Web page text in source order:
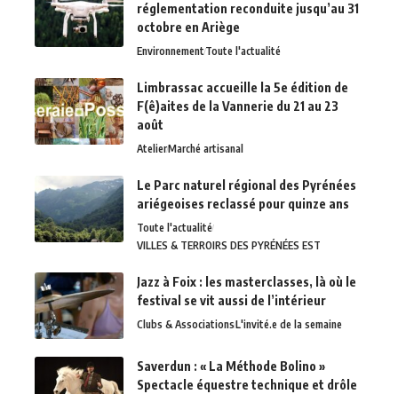
réglementation reconduite jusqu’au 31
octobre en Ariège
EnvironnementToute l'actualité
Limbrassac accueille la 5e édition de
F(ê)aites de la Vannerie du 21 au 23
août
AtelierMarché artisanal
Le Parc naturel régional des Pyrénées
ariégeoises reclassé pour quinze ans
Toute l'actualité
VILLES & TERROIRS DES PYRÉNÉES EST
Jazz à Foix : les masterclasses, là où le
festival se vit aussi de l’intérieur
Clubs & AssociationsL'invité.e de la semaine
Saverdun : « La Méthode Bolino »
Spectacle équestre technique et drôle